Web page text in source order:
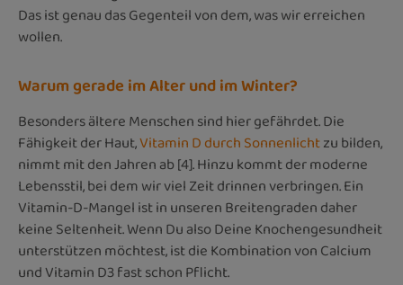
Das ist genau das Gegenteil von dem, was wir erreichen
wollen.
Warum gerade im Alter und im Winter?
Besonders ältere Menschen sind hier gefährdet. Die
Fähigkeit der Haut,Vitamin D durch Sonnenlichtzu bilden,
nimmt mit den Jahren ab [4]. Hinzu kommt der moderne
Lebensstil, bei dem wir viel Zeit drinnen verbringen. Ein
Vitamin-D-Mangel ist in unseren Breitengraden daher
keine Seltenheit. Wenn Du also Deine Knochengesundheit
unterstützen möchtest, ist die Kombination von Calcium
und Vitamin D3 fast schon Pflicht.